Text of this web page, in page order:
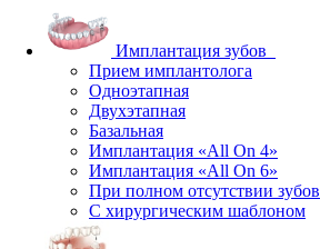
Имплантация зубов
Прием имплантолога
Одноэтапная
Двухэтапная
Базальная
Имплантация «All On 4»
Имплантация «All On 6»
При полном отсутствии зубов
С хирургическим шаблоном